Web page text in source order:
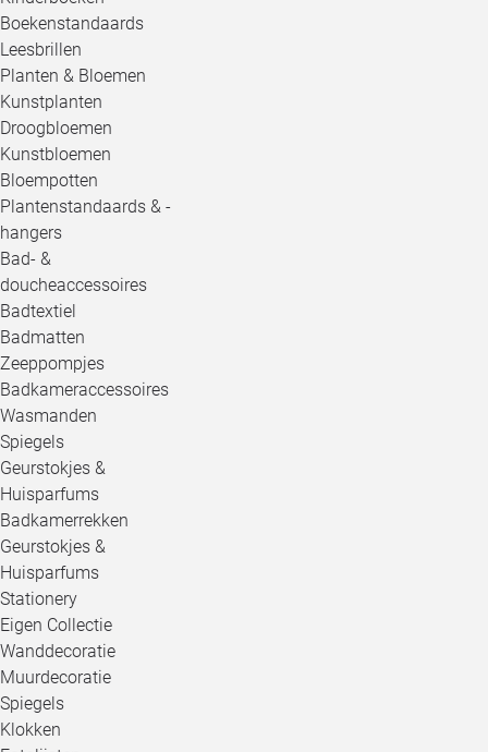
Boekenstandaards
Leesbrillen
Planten & Bloemen
Kunstplanten
Droogbloemen
Kunstbloemen
Bloempotten
Plantenstandaards & -
hangers
Bad- &
doucheaccessoires
Badtextiel
Badmatten
Zeeppompjes
Badkameraccessoires
Wasmanden
Spiegels
Geurstokjes &
Huisparfums
Badkamerrekken
Geurstokjes &
Huisparfums
Stationery
Eigen Collectie
Wanddecoratie
Muurdecoratie
Spiegels
Klokken